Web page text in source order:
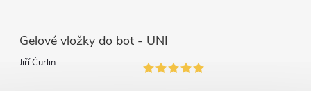
Gelové vložky do bot - UNI
Jiří Čurlin